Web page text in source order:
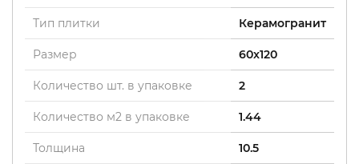
Тип плитки Керамогранит
Размер 60x120
Количество шт. в упаковке 2
Количество м2 в упаковке 1.44
Толщина 10.5